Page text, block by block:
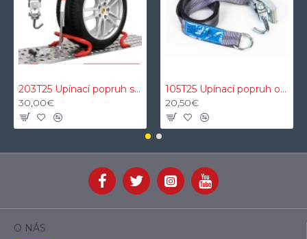
203T25 Upínací popruh s ochranným VDI 2700 proti šmykovým textilným návlekom 3t 2,5m 35mm
30,00€
105T25 Upínací popruh okuliarov 5t 50mm 2,5m s oceľovým O a rotačným J
20,50€
O NÁS